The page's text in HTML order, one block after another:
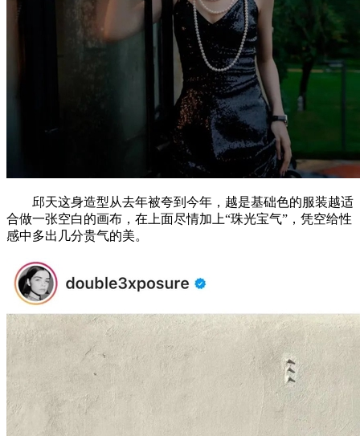
邱天这身造型从去年被夸到今年，越是基础色的服装越适
合做一张空白的画布，在上面尽情加上“珠光宝气”，凭空给性
感中多出几分贵气的美。